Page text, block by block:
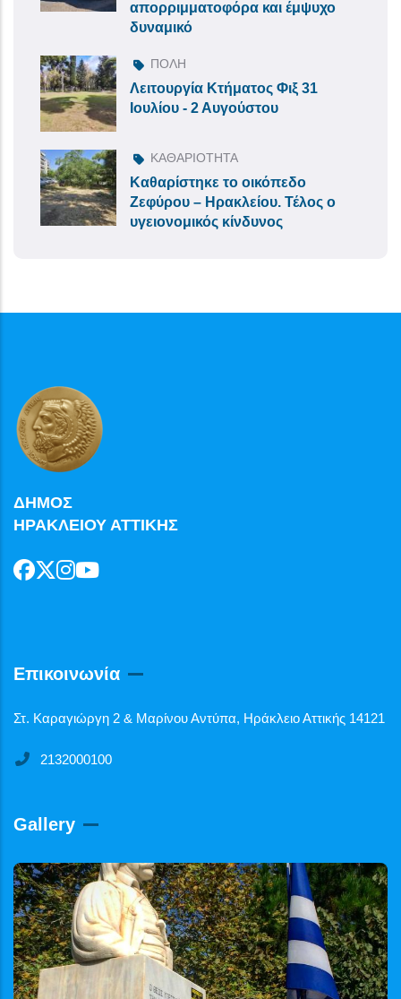
απορριμματοφόρα και έμψυχο
δυναμικό
ΠΟΛΗ
Λειτουργία Κτήματος Φιξ 31
Ιουλίου - 2 Αυγούστου
ΚΑΘΑΡΙΟΤΗΤΑ
Καθαρίστηκε το οικόπεδο
Ζεφύρου – Ηρακλείου. Τέλος ο
υγειονομικός κίνδυνος
ΔΗΜΟΣ
ΗΡΑΚΛΕΙΟΥ ΑΤΤΙΚΗΣ
Επικοινωνία
Στ. Καραγιώργη 2 & Μαρίνου Αντύπα, Ηράκλειο Αττικής 14121
2132000100
Gallery